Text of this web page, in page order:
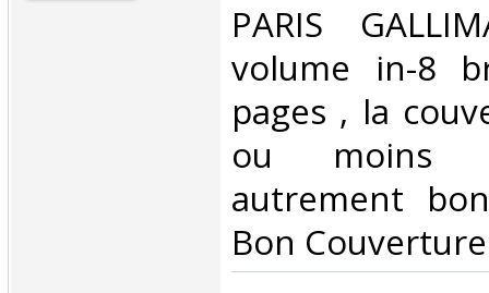
‎PARIS
volume in-8
pages , la
ou moins
autrement
Bon